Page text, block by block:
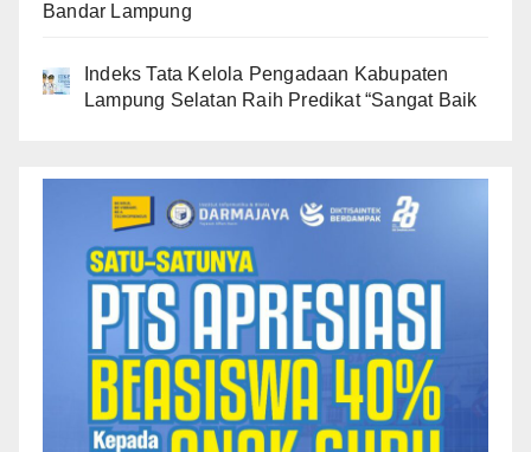
Bandar Lampung
Indeks Tata Kelola Pengadaan Kabupaten
Lampung Selatan Raih Predikat “Sangat Baik